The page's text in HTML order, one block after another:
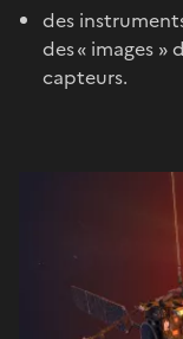
des
des « images »
capteurs.